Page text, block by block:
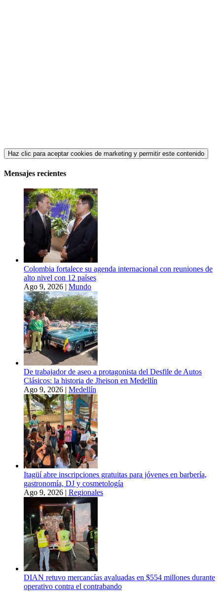
Haz clic para aceptar cookies de marketing y permitir este contenido
Mensajes recientes
Colombia fortalece su agenda internacional con reuniones de
alto nivel con 12 países
Ago 9, 2026 | Mundo
De trabajador de aseo a protagonista del Desfile de Autos
Clásicos: la historia de Jheison en Medellín
Ago 9, 2026 | Medellín
Itagüí abre inscripciones gratuitas para jóvenes en barbería,
gastronomía, DJ y cosmetología
Ago 9, 2026 | Regionales
DIAN retuvo mercancías avaluadas en $554 millones durante
operativo contra el contrabando